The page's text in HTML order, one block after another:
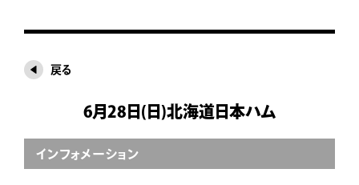
戻る
6月28日(日)北海道日本ハム
インフォメーション